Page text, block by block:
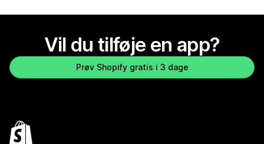
Vil du tilføje en app?
Prøv Shopify gratis i 3 dage